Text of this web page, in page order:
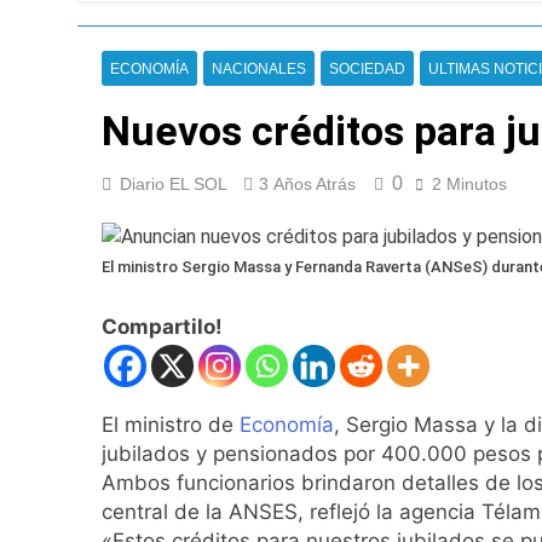
enfrentamientos
12 Horas Atrás
La Fiscalía
67 barrios full
13 Horas Atrás
13 Horas Atrás
Kicillof marchó
15 Horas Atrás
Candela Arizaga
15 Horas Atrás
La Libertad
16 Horas Atrás
Masiva
16 Horas Atrás
ECONOMÍA NACIONALES SOCIEDAD ULTIMAS
Nuevos créditos para
Diario EL SOL 3 Años Atrás 0 2 Minutos
El ministro Sergio Massa y Fernanda Raverta (ANSeS)
Compartilo!
El ministro de Economía, Sergio Massa y la
jubilados y pensionados por 400.000 pesos
Ambos funcionarios brindaron detalles de
central de la ANSES, reflejó la agencia